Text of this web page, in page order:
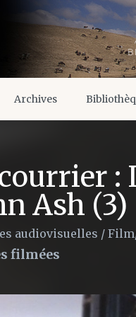
Archives
Ash (3)
audiovisuelles /
filmées